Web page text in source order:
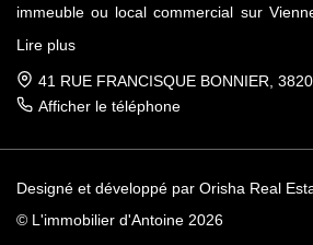
immeuble ou local commercial sur
Colombe, Seyssuel et l’agglomération
respect déontologique de notre
accompagne de A à Z, dans la
parfaite réussite de votre projet.
Lire plus
41 RUE FRANCISQUE BONNIER,
Afficher le téléphone
Designé et développé par Orisha Real
© L'immobilier d'Antoine 2026